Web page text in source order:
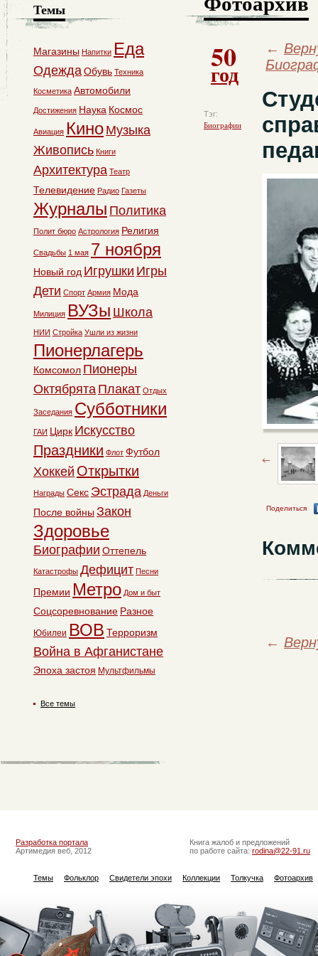
50
год
Тэг:
Биографии
←
Поделиться
←
Темы
Магазины Напитки Еда
ОдеждаОбувь Техника
Косметика Автомобили
Достижения Наука Космос
Авиация Кино Музыка
Живопись Книги
Архитектура Театр
Телевидение Радио Газеты
Журналы Политика
Полит бюро Астрология Религия
Свадьбы 1 мая 7 ноября
Новый год Игрушки Игры
Дети Спорт Армия Мода
Милиция ВУЗы Школа
НИИ Стройка Ушли из жизни
Пионерлагерь
Комсомол Пионеры
Октябрята Плакат Отдых
Заседания Субботники
ГАИ Цирк Искусство
Праздники Флот Футбол
Хоккей Открытки
Награды Секс Эстрада Деньги
После войны Закон
Здоровье
Биографии Оттепель
Катастрофы Дефицит Песни
Премии Метро Дом и быт
Соцсоревнование Разное
Юбилеи ВОВ Терроризм
Война в Афганистане
Эпоха застоя Мультфильмы
Все темы
Разработка портала
Артимедия веб, 2012
Книга жалоб и предложений
по работе сайта: rodina@22-91.ru
Темы Фольклор Свидетели эпохи Коллекции Толкучка Фотоархив